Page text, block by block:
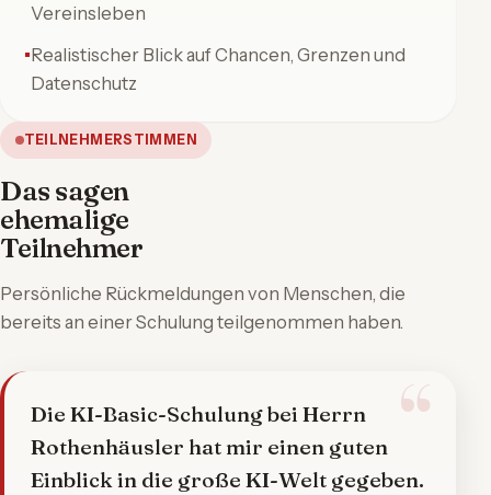
Vereinsleben
Realistischer Blick auf Chancen, Grenzen und
Datenschutz
TEILNEHMERSTIMMEN
Das sagen
ehemalige
Teilnehmer
Persönliche Rückmeldungen von Menschen, die
bereits an einer Schulung teilgenommen haben.
Die KI-Basic-Schulung bei Herrn
Rothenhäusler hat mir einen guten
Einblick in die große KI-Welt gegeben.